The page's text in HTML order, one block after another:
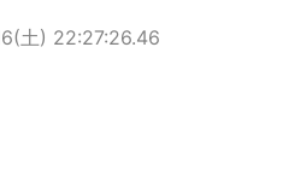
土) 22:27:26.46